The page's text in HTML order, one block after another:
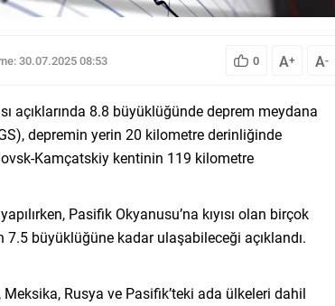
30.07.2025 08:53 0 A+ A-
açıklarında 8.8 büyüklüğünde deprem meydana
depremin yerin 20 kilometre derinliğinde
Kamçatskiy kentinin 119 kilometre
Pasifik Okyanusu’na kıyısı olan birçok
7.5 büyüklüğüne kadar ulaşabileceği açıklandı.
Rusya ve Pasifik’teki ada ülkeleri dahil